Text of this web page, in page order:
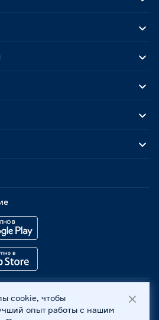
-2026, 236029, г. Калининград,
7702596813, КПП 390601001 ©
cookie, чтобы
опыт работы с нашим